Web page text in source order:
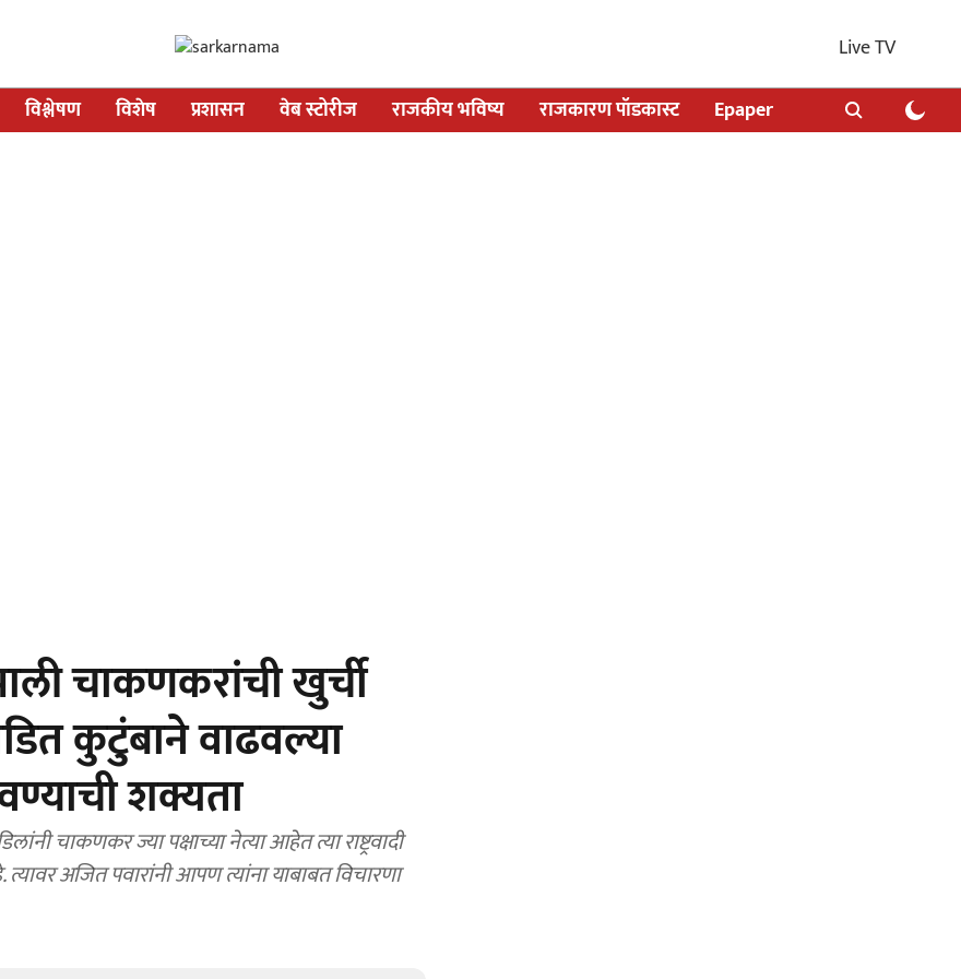
Live TV
विश्लेषण विशेष प्रशासन वेब स्टोरीज राजकीय भविष्य राजकारण पॉडकास्ट Epaper
चाकणकरांची खुर्ची
कुटुंबाने वाढवल्या
शक्यता
चाकणकर ज्या पक्षाच्या नेत्या आहेत त्या राष्ट्रवादी
अजित पवारांनी आपण त्यांना याबाबत विचारणा